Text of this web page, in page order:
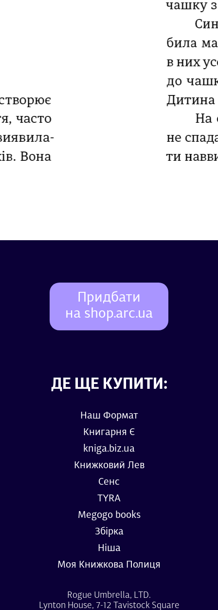
Придбати
на shop.arc.ua
ДЕ ЩЕ КУПИТИ:
Наш Формат
Книгарня Є
kniga.biz.ua
Книжковий Лев
Сенс
TYRA
Megogo books
Збірка
Ніша
Моя Книжкова Полиця
Rogue Umbrella, LTD.
Lynton House, 7-12 Tavistock Square